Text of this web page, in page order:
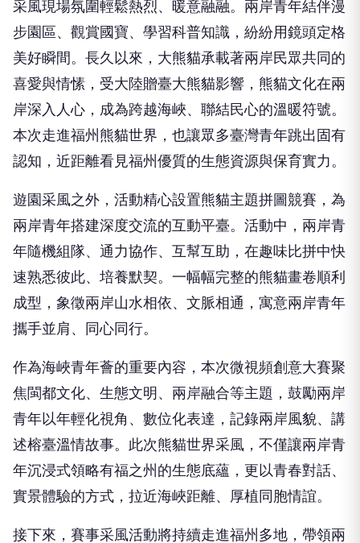
美好瞬間。長久以來，大熊貓承載著兩岸民眾共同的
喜愛與情愫，受大陸贈臺大熊貓影響，熊貓文化在兩
岸深入人心，成為跨越海峽、聯結民心的溫暖符號。
本次走進福州熊貓世界，也讓眾多臺灣青年跳出固有
認知，近距離看見福州優質的生態資源與保育實力。
遊園采風之外，活動精心設置熊貓主題拼圖競賽，為
兩岸青年搭建深度交流的互動平臺。活動中，兩岸青
年隨機組隊、通力協作、互幫互助，在趣味比拼中快
速熟悉彼此、培養默契。一幅幅完整的熊貓畫卷順利
成型，象徵兩岸山水相依、文脈相通，寓意兩岸青年
攜手並肩、同心同行。
作為海峽青年薈的重要內容，本次微視頻創意大賽聚
焦閩都文化、生態文明、兩岸融合等主題，鼓勵兩岸
青年以年輕化視角、數位化表達，記錄兩岸風貌、講
述榕臺溫情故事。此次熊貓世界采風，不僅讓兩岸青
年沉浸式領略有福之州的生態底蘊，更以青春對話、
實景體驗的方式，拉近海峽距離、厚植同胞情誼。
接下來，賽事采風活動將持續走進福州多地，帶領兩
岸青年深度探訪閩都山水人文，引導兩岸青年用鏡頭
傳遞美好、用創作續寫兩岸融合新篇章。（照片記者